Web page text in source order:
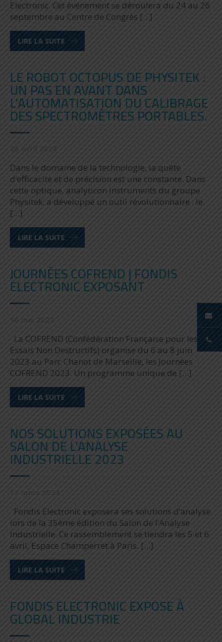
Electronic. Cet événement se déroulera du 24 au 26
septembre au Centre de Congrès […]
LIRE LA SUITE
LE ROBOT OCTOPUS DE PHYSITEK :
UN PAS EN AVANT DANS
L’AUTOMATISATION DU CALIBRAGE
DES SPECTROMÈTRES PORTABLES.
Dans le domaine de la technologie, la quête
d’efficacité et de précision est une constante. Dans
cette optique, analyticon instruments du groupe
Physitek, a développé un outil révolutionnaire : le
[…]
LIRE LA SUITE
JOURNÉES COFREND | FONDIS
ELECTRONIC EXPOSANT
La COFREND (Confédération Française pour les
Essais Non Destructifs) organise du 6 au 8 juin
2023 au Parc Chanot de Marseille, les Journées
COFREND 2023. Un programme unique de […]
LIRE LA SUITE
NOS SOLUTIONS EXPOSÉES AU
SALON DE L’ANALYSE
INDUSTRIELLE 2023
Fondis Electronic exposera ses solutions d’analyse
lors de la 35ème édition du Salon de l’Analyse
Industrielle. Ce rassemblement se tiendra les 5 et 6
avril, Espace Champerret à Paris. […]
LIRE LA SUITE
FONDIS ELECTRONIC EXPOSE À
GLOBAL INDUSTRIE